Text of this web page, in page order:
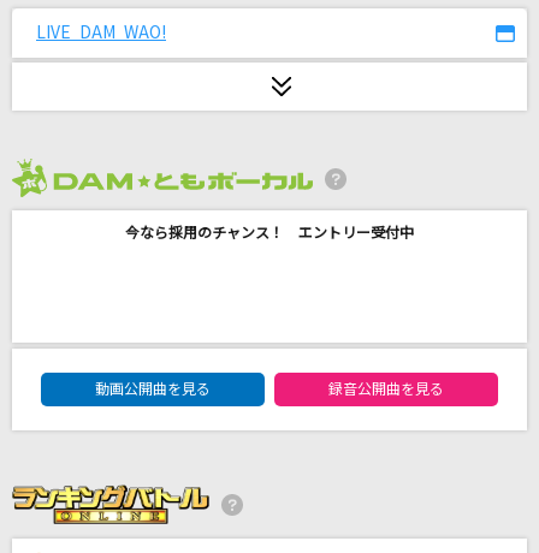
夏の影
[生音]流星
いとうかなこ
LIVE DAM WAO!
今なら採用のチャンス！ エントリー受付中
DAM★ともボーカルエントリーランキング
動画公開曲を見る
録音公開曲を見る